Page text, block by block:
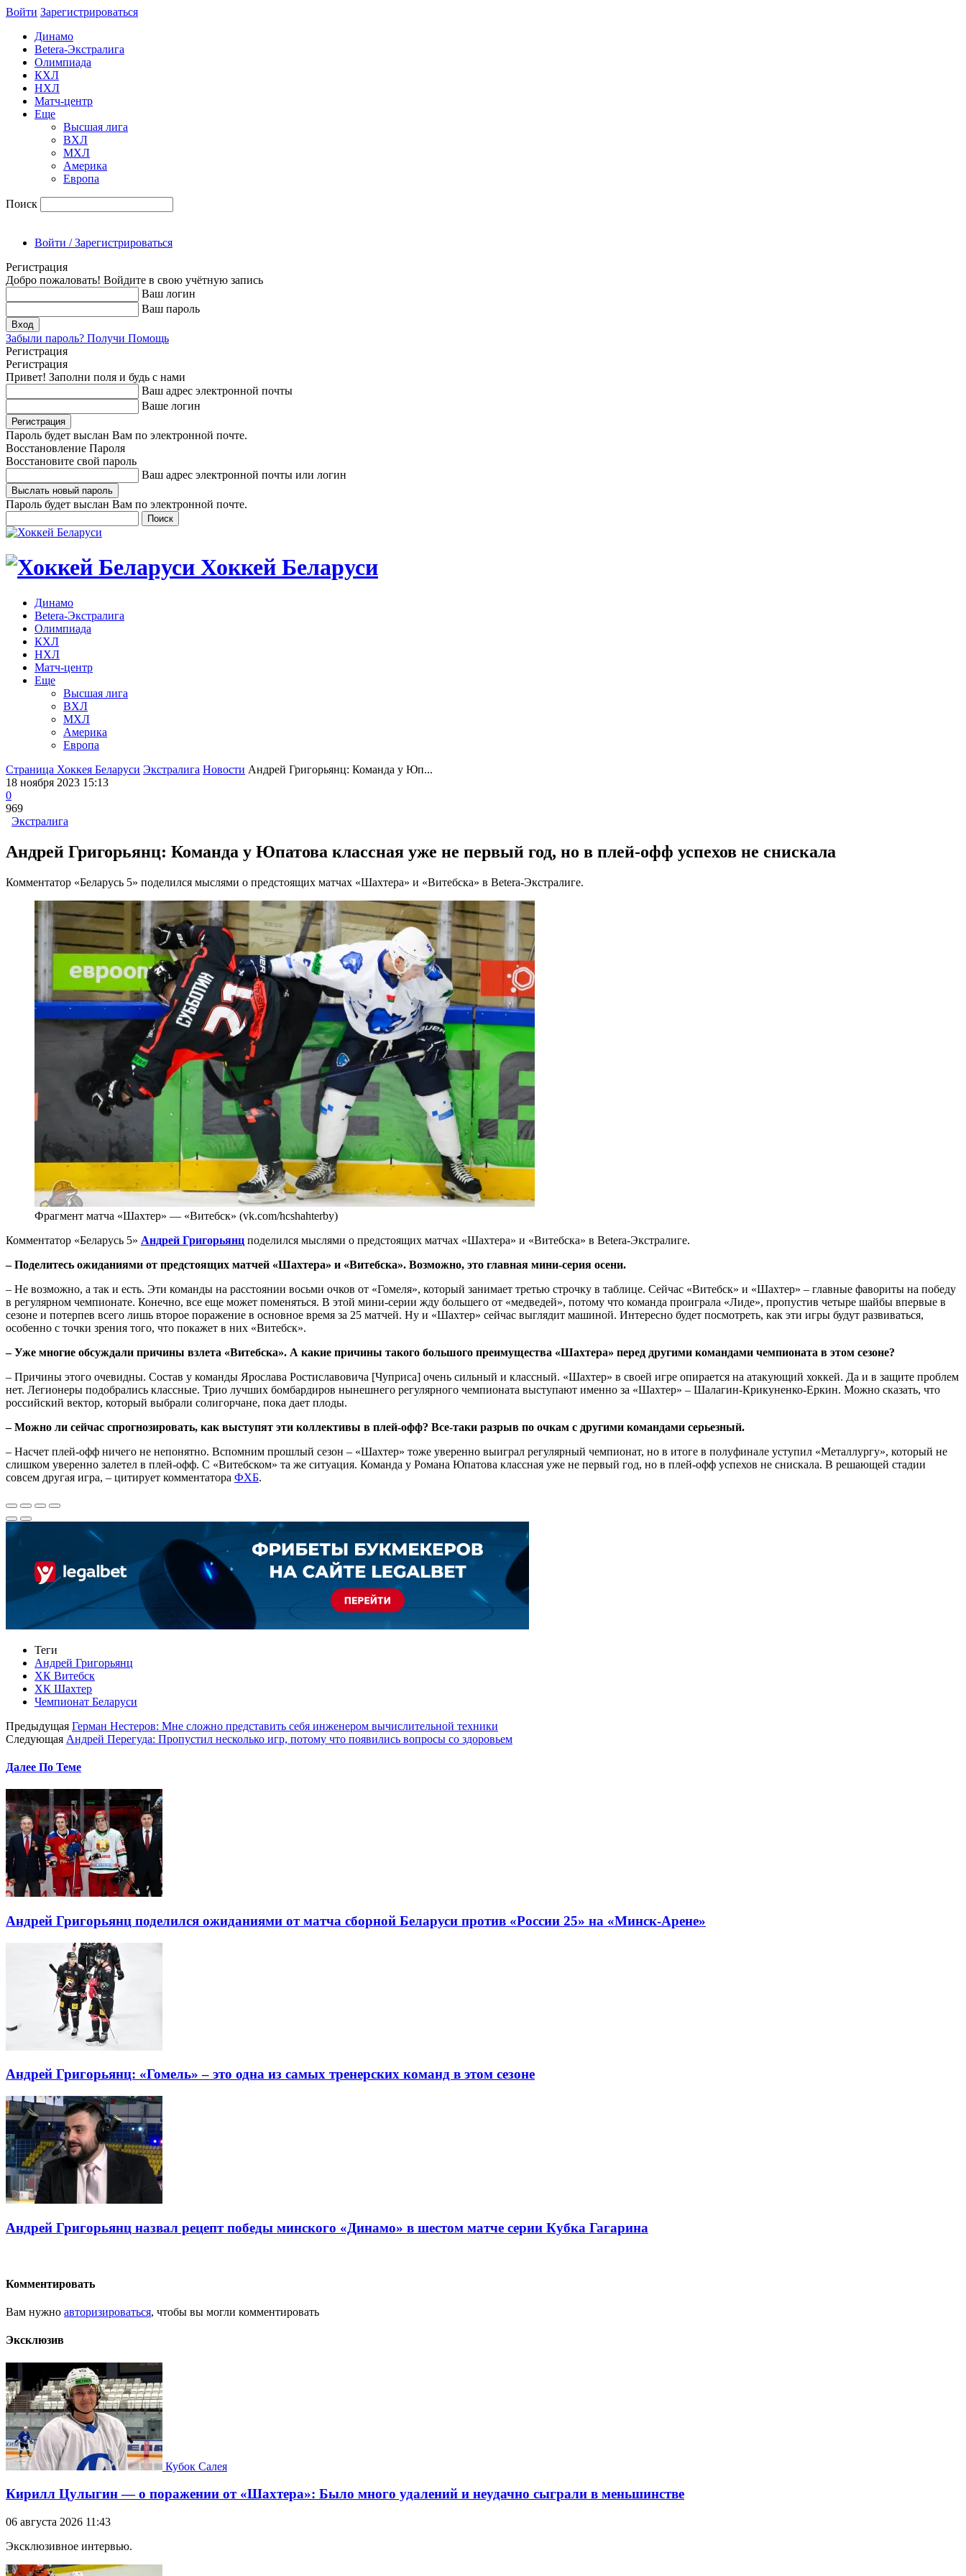
Войти Зарегиcтрироваться
Динамо
Betera-Экстралига
Олимпиада
КХЛ
НХЛ
Матч-центр
Еще
Высшая лига
ВХЛ
МХЛ
Америка
Европа
Поиск
Войти / Зарегистрироваться
Регистрация
Добро пожаловать! Войдите в свою учётную запись
Ваш логин
Ваш пароль
Забыли пароль? Получи Помощь
Регистрация
Регистрация
Привет! Заполни поля и будь с нами
Ваш адрес электронной почты
Ваше логин
Пароль будет выслан Вам по электронной почте.
Восстановление Пароля
Восстановите свой пароль
Ваш адрес электронной почты или логин
Пароль будет выслан Вам по электронной почте.
Хоккей Беларуси
Динамо
Betera-Экстралига
Олимпиада
КХЛ
НХЛ
Матч-центр
Еще
Высшая лига
ВХЛ
МХЛ
Америка
Европа
Страница Хоккея Беларуси Экстралига Новости Андрей Григорьянц: Команда у Юп...
18 ноября 2023 15:13
0
969
Экстралига
Андрей Григорьянц: Команда у Юпатова классная уже не первый год, но в плей-офф успехов не снискала
Комментатор «Беларусь 5» поделился мыслями о предстоящих матчах «Шахтера» и «Витебска» в Betera-Экстралиге.
Фрагмент матча «Шахтер» — «Витебск» (vk.com/hcshahterby)
Комментатор «Беларусь 5» Андрей Григорьянц поделился мыслями о предстоящих матчах «Шахтера» и «Витебска» в Betera-Экстралиге.
– Поделитесь ожиданиями от предстоящих матчей «Шахтера» и «Витебска». Возможно, это главная мини-серия осени.
– Не возможно, а так и есть. Эти команды на расстоянии восьми очков от «Гомеля», который занимает третью строчку в таблице. Сейчас «Витебск» и «Шахтер» – главные фавориты на победу
в регулярном чемпионате. Конечно, все еще может поменяться. В этой мини-серии жду большего от «медведей», потому что команда проиграла «Лиде», пропустив четыре шайбы впервые в
сезоне и потерпев всего лишь второе поражение в основное время за 25 матчей. Ну и «Шахтер» сейчас выглядит машиной. Интересно будет посмотреть, как эти игры будут развиваться,
особенно с точки зрения того, что покажет в них «Витебск».
– Уже многие обсуждали причины взлета «Витебска». А какие причины такого большого преимущества «Шахтера» перед другими командами чемпионата в этом сезоне?
– Причины этого очевидны. Состав у команды Ярослава Ростиславовича [Чуприса] очень сильный и классный. «Шахтер» в своей игре опирается на атакующий хоккей. Да и в защите проблем
нет. Легионеры подобрались классные. Трио лучших бомбардиров нынешнего регулярного чемпионата выступают именно за «Шахтер» – Шалагин-Крикуненко-Еркин. Можно сказать, что
российский вектор, который выбрали солигорчане, пока дает плоды.
– Можно ли сейчас спрогнозировать, как выступят эти коллективы в плей-офф? Все-таки разрыв по очкам с другими командами серьезный.
– Насчет плей-офф ничего не непонятно. Вспомним прошлый сезон – «Шахтер» тоже уверенно выиграл регулярный чемпионат, но в итоге в полуфинале уступил «Металлургу», который не
слишком уверенно залетел в плей-офф. С «Витебском» та же ситуация. Команда у Романа Юпатова классная уже не первый год, но в плей-офф успехов не снискала. В решающей стадии
совсем другая игра, – цитирует комментатора ФХБ.
Теги
Андрей Григорьянц
ХК Витебск
ХК Шахтер
Чемпионат Беларуси
Предыдущая Герман Нестеров: Мне сложно представить себя инженером вычислительной техники
Следующая Андрей Перегуда: Пропустил несколько игр, потому что появились вопросы со здоровьем
Далее По Теме
Андрей Григорьянц поделился ожиданиями от матча сборной Беларуси против «России 25» на «Минск-Арене»
Андрей Григорьянц: «Гомель» – это одна из самых тренерских команд в этом сезоне
Андрей Григорьянц назвал рецепт победы минского «Динамо» в шестом матче серии Кубка Гагарина
Комментировать
Вам нужно авторизироваться, чтобы вы могли комментировать
Эксклюзив
Кубок Салея
Кирилл Цулыгин — о поражении от «Шахтера»: Было много удалений и неудачно сыграли в меньшинстве
06 августа 2026 11:43
Эксклюзивное интервью.